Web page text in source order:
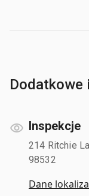
Dodatkowe
Inspekcje
214 Ritchie
98532
Dane